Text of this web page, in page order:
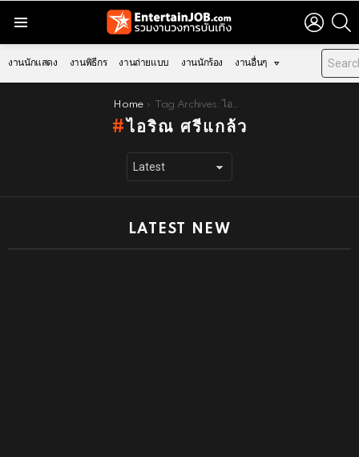
LOGIN
งานนักแสดง งานพิธีกร งานถ่ายแบบ งานนักร้อง งานอื่นๆ
Home Tag Archives: ไอริณ ศรีแกล้ว
ไอริณ ศรีแกล้ว
LATEST NEW